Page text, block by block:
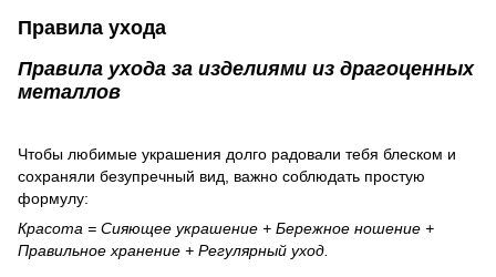
Правила ухода
Правила ухода за изделиями из драгоценных
металлов
Чтобы любимые украшения долго радовали тебя блеском и
сохраняли безупречный вид, важно соблюдать простую
формулу:
Красота = Сияющее украшение + Бережное ношение +
Правильное хранение + Регулярный уход.